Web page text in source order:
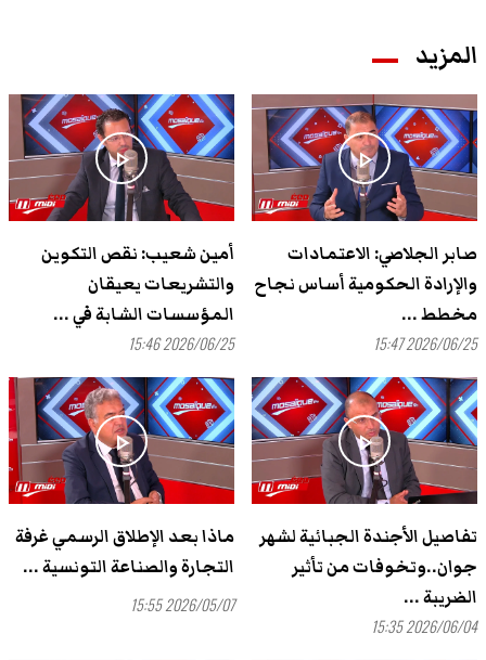
المزيد
play_arrow
صابر الجلاصي: الاعتمادات
والإرادة الحكومية أساس نجاح
مخطط ...
2026/06/25 15:47
play_arrow
أمين شعيب: نقص التكوين
والتشريعات يعيقان
المؤسسات الشابة في ...
2026/06/25 15:46
play_arrow
تفاصيل الأجندة الجبائية لشهر
جوان..وتخوفات من تأثير
الضريبة ...
2026/06/04 15:35
play_arrow
ماذا بعد الإطلاق الرسمي غرفة
التجارة والصناعة التونسية ...
2026/05/07 15:55